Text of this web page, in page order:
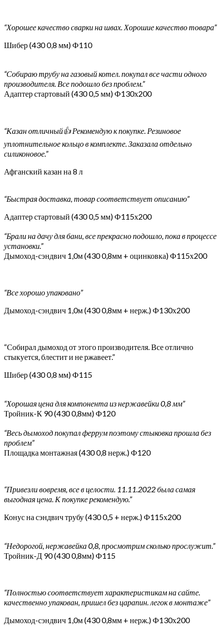
“Хорошее качество сварки на швах. Хорошие качество товара”
Шибер (430 0,8 мм) Ф110
“Собираю трубу на газовый котел. покупал все части одного
производителя. Все подошло без проблем.”
Адаптер стартовый (430 0,5 мм) Ф130х200
“Казан отличный👍 Рекомендую к покупке. Резиновое
уплотнительное кольцо в комплекте. Заказала отдельно
силиконовое.”
Афганский казан на 8 л
“Быстрая доставка, товар соответствует описанию”
Адаптер стартовый (430 0,5 мм) Ф115х200
“Брали на дачу для бани, все прекрасно подошло, пока в процессе
установки.”
Дымоход-сэндвич 1,0м (430 0,8мм + оцинковка) Ф115х200
“Все хорошо упаковано”
Дымоход-сэндвич 1,0м (430 0,8мм + нерж.) Ф130х200
“Собирал дымоход от этого производителя. Все отлично
стыкуется, блестит и не ржавеет.”
Шибер (430 0,8 мм) Ф115
“Хорошая цена для компонента из нержавейки 0,8 мм”
Тройник-К 90 (430 0,8мм) Ф120
“Весь дымоход покупал феррум поэтому стыковка прошла без
проблем”
Площадка монтажная (430 0,8 нерж.) Ф120
“Привезли вовремя, все в целости. 11.11.2022 была самая
выгодная цена. К покупке рекомендую.”
Конус на сэндвич трубу (430 0,5 + нерж.) Ф115х200
“Недорогой, нержавейка 0,8, просмотрим сколько прослужит.”
Тройник-Д 90 (430 0,8мм) Ф115
“Полностью соответствует характеристикам на сайте.
качественно упакован, пришел без царапин. легок в монтаже”
Дымоход-сэндвич 1,0м (430 0,8мм + нерж.) Ф130х200